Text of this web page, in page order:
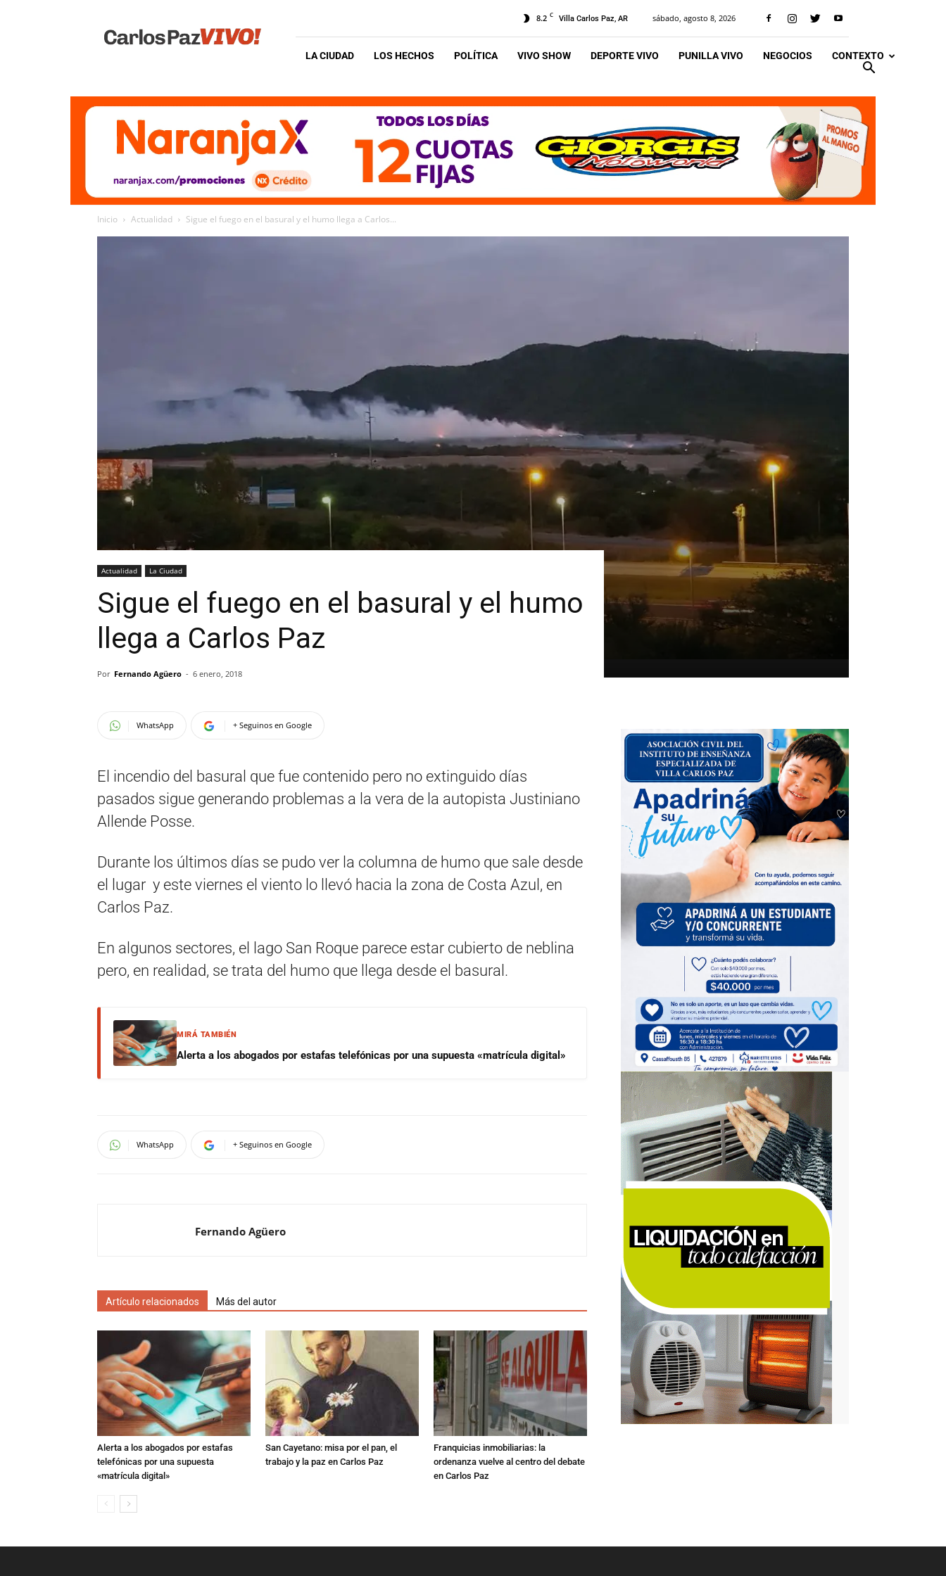
Vivo
8.2 C Villa Carlos Paz, AR sábado, agosto 8, 2026
LA CIUDAD LOS HECHOS POLÍTICA VIVO SHOW DEPORTE VIVO PUNILLA VIVO NEGOCIOS CONTEXTO
Inicio Actualidad Sigue el fuego en el basural y el humo llega a Carlos...
Actualidad La Ciudad
Sigue el fuego en el basural y el humo
llega a Carlos Paz
Por Fernando Agüero - 6 enero, 2018
WhatsApp + Seguinos en Google
El incendio del basural que fue contenido pero no extinguido días
pasados sigue generando problemas a la vera de la autopista Justiniano
Allende Posse.
Durante los últimos días se pudo ver la columna de humo que sale desde
el lugar y este viernes el viento lo llevó hacia la zona de Costa Azul, en
Carlos Paz.
En algunos sectores, el lago San Roque parece estar cubierto de neblina
pero, en realidad, se trata del humo que llega desde el basural.
MIRÁ TAMBIÉN
Alerta a los abogados por estafas telefónicas por una supuesta «matrícula digital»
WhatsApp + Seguinos en Google
Fernando Agüero
Artículo relacionados Más del autor
Alerta a los abogados por estafas
telefónicas por una supuesta
«matrícula digital»
San Cayetano: misa por el pan, el
trabajo y la paz en Carlos Paz
Franquicias inmobiliarias: la
ordenanza vuelve al centro del debate
en Carlos Paz